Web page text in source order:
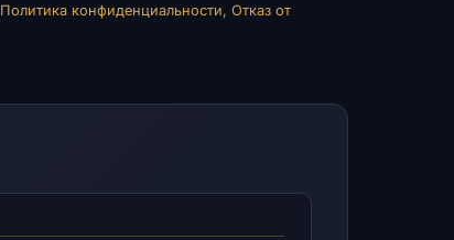
Политика конфиденциальности, Отказ от